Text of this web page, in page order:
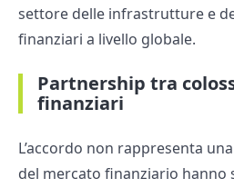
settore delle infrastrutture e
finanziari a livello globale.
Partnership tra
finanziari
L’accordo non rappresenta
del mercato finanziario hanno